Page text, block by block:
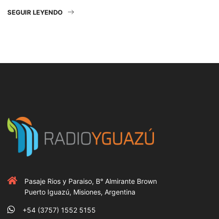
SEGUIR LEYENDO
Pasaje Rios y Paraiso, B° Almirante Brown
Puerto Iguazú, Misiones, Argentina
+54 (3757) 1552 5155